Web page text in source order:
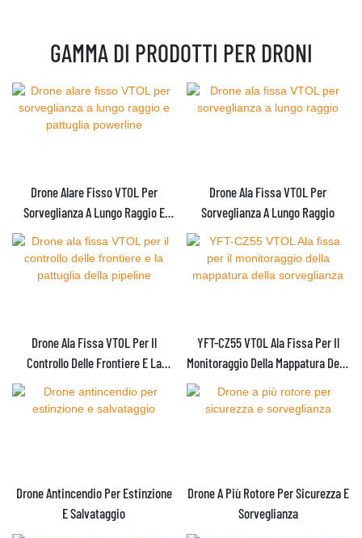
GAMMA DI PRODOTTI PER DRONI
Drone Alare Fisso VTOL Per
Sorveglianza A Lungo Raggio E
Drone Ala Fissa VTOL Per
Sorveglianza A Lungo Raggio
Drone Ala Fissa VTOL Per Il
Controllo Delle Frontiere E La
YFT-CZ55 VTOL Ala Fissa Per Il
Monitoraggio Della Mappatura Della
Drone Antincendio Per Estinzione
E Salvataggio
Drone A Più Rotore Per Sicurezza E
Sorveglianza